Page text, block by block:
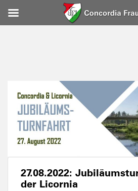
27.08.2022:
der Licornia